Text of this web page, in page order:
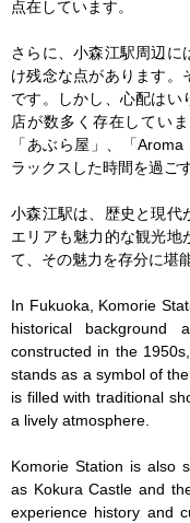
点在しています。
さらに、小森江駅周辺に
け残念な点があります。
です。しかし、心配はい
店が数多く存在してい
「あぶら屋」、「
ラックスした時間を過ご
小森江駅は、歴史と現代
エリアも魅力的な観光地
て、その魅力を存分に堪
In Fukuoka, Komorie
historical background
constructed in the
stands as a symbol of
is filled with traditional
a lively atmosphere.
Komorie Station is also
as Kokura Castle and
experience history and